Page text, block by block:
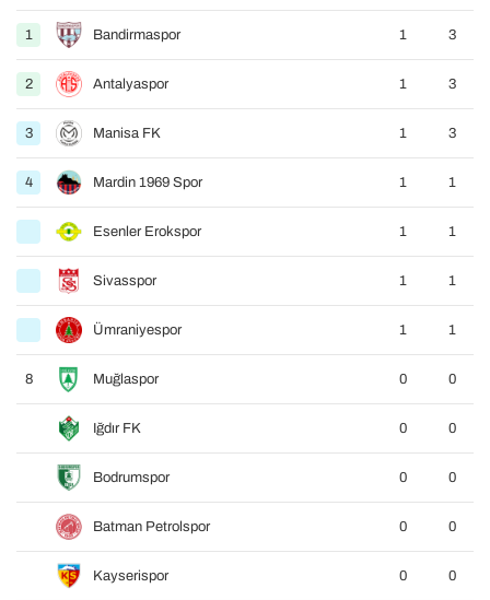
1 Bandirmaspor 1 3
2 Antalyaspor 1 3
3 Manisa FK 1 3
4 Mardin 1969 Spor 1 1
Esenler Erokspor 1 1
Sivasspor 1 1
Ümraniyespor 1 1
8 Muğlaspor 0 0
Iğdır FK 0 0
Bodrumspor 0 0
Batman Petrolspor 0 0
Kayserispor 0 0